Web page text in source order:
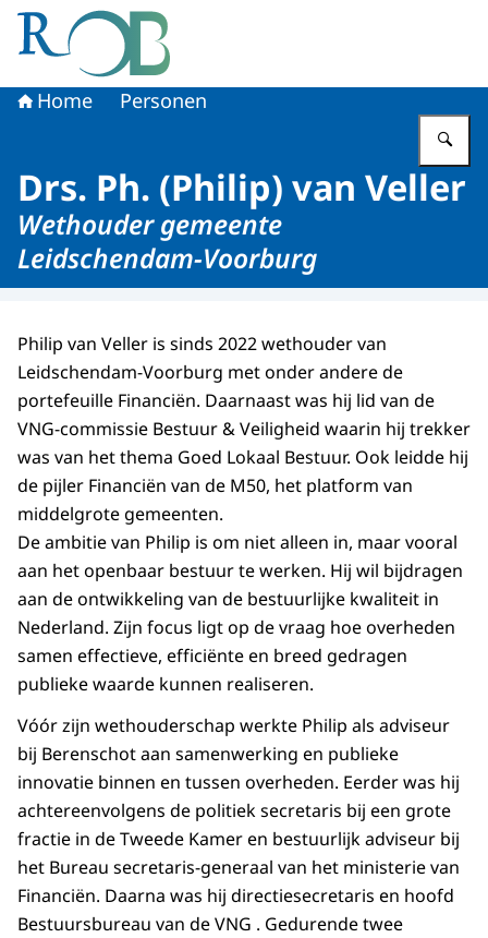
Naar de homepage van Raad voor het Openbaar Bestuur
Home Personen
Drs. Ph. (Philip) van Veller
Wethouder gemeente
Leidschendam-Voorburg
Philip van Veller is sinds 2022 wethouder van
Leidschendam-Voorburg met onder andere de
portefeuille Financiën. Daarnaast was hij lid van de
VNG-commissie Bestuur & Veiligheid waarin hij trekker
was van het thema Goed Lokaal Bestuur. Ook leidde hij
de pijler Financiën van de M50, het platform van
middelgrote gemeenten.
De ambitie van Philip is om niet alleen in, maar vooral
aan het openbaar bestuur te werken. Hij wil bijdragen
aan de ontwikkeling van de bestuurlijke kwaliteit in
Nederland. Zijn focus ligt op de vraag hoe overheden
samen effectieve, efficiënte en breed gedragen
publieke waarde kunnen realiseren.
Vóór zijn wethouderschap werkte Philip als adviseur
bij Berenschot aan samenwerking en publieke
innovatie binnen en tussen overheden. Eerder was hij
achtereenvolgens de politiek secretaris bij een grote
fractie in de Tweede Kamer en bestuurlijk adviseur bij
het Bureau secretaris-generaal van het ministerie van
Financiën. Daarna was hij directiesecretaris en hoofd
Bestuursbureau van de VNG . Gedurende twee